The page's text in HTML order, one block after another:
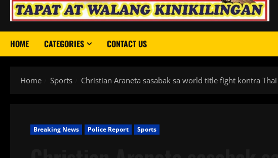
HOME CATEGORIES CONTACT US
Home Sports Christian Araneta sasabak sa world title fight kontra
Breaking News Police Report Sports